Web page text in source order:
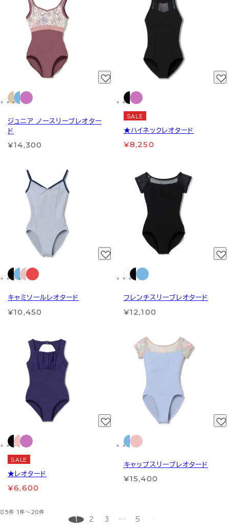
ジュニア ノースリーブレオター
ド
¥14,300
SALE
★ハイネックレオタード
¥8,250
キャミソールレオタード
¥10,450
フレンチスリーブレオタード
¥12,100
SALE
★レオタード
¥6,600
キャップスリーブレオタード
¥15,400
85件 1件～20件
1 2 3 … 5